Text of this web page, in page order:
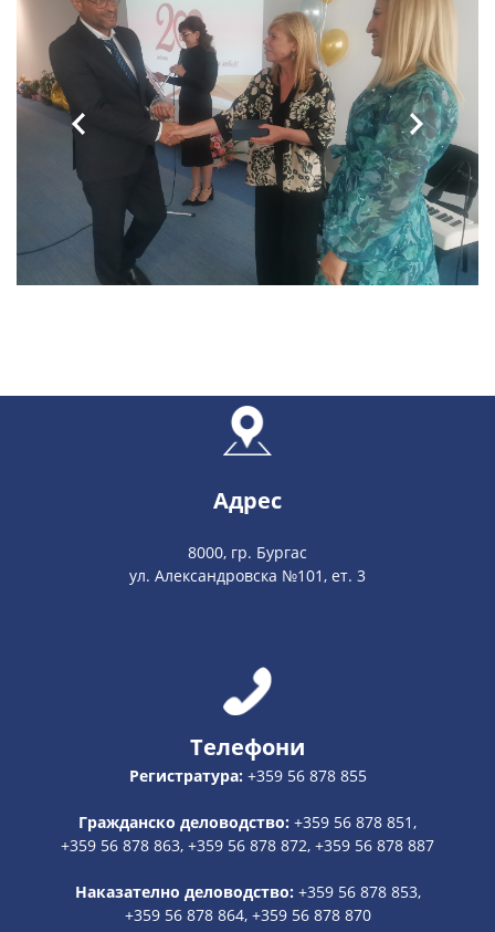
Адрес
8000, гр. Бургас
ул. Александровска №101, ет. 3
Телефони
Регистратура: +359 56 878 855
Гражданско деловодство: +359 56 878 851,
+359 56 878 863, +359 56 878 872, +359 56 878 887
Наказателно деловодство: +359 56 878 853,
+359 56 878 864, +359 56 878 870